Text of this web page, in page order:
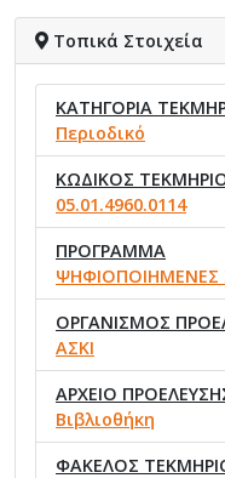
Τοπικά Στοιχεία
ΚΑΤΗΓΟΡΙΑ
Περιοδικό
ΚΩΔΙΚΟΣ
05.01.4960.0114
ΠΡΟΓΡΑΜΜΑ
ΨΗΦΙΟΠΟΙΗΜΕΝΕΣ
ΟΡΓΑΝΙΣΜΟΣ
ΑΣΚΙ
ΑΡΧΕΙΟ
Βιβλιοθήκη
ΦΑΚΕΛΟΣ